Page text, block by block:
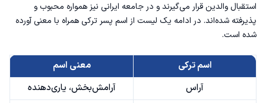
استقبال والدین قرار می‌گیرند و در جامعه ایرانی نیز همواره محبوب و
پذیرفته شده‌اند. در ادامه یک لیست از اسم پسر ترکی همراه با معنی آورده
شده است.
اسم ترکی
معنی اسم
آراس
آرامش‌بخش، یاری‌دهنده